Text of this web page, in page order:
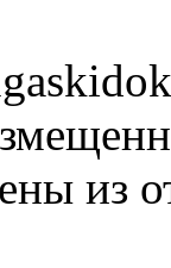
из